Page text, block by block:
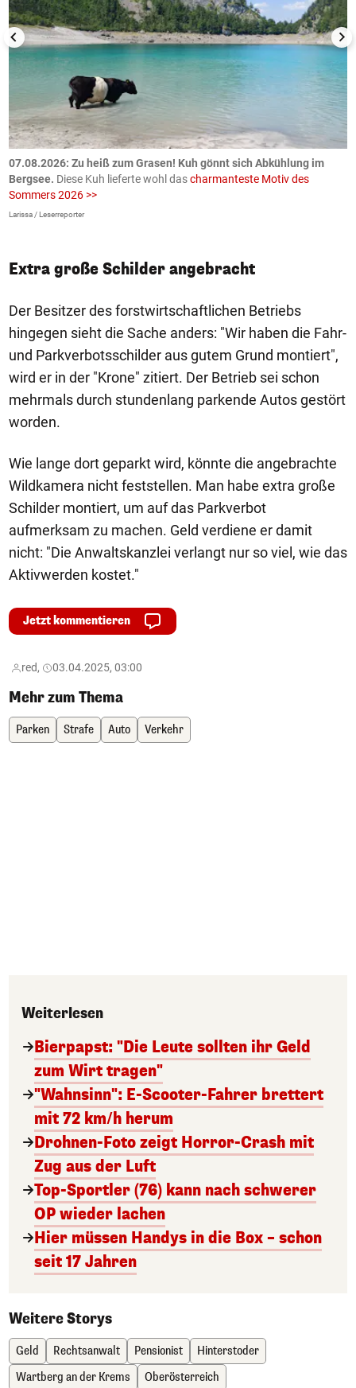
07.08.2026: Zu heiß zum Grasen! Kuh gönnt sich Abkühlung im
Bergsee. Diese Kuh lieferte wohl dascharmanteste Motiv des
Sommers 2026 >>
Larissa / Leserreporter
Extra große Schilder angebracht
Der Besitzer des forstwirtschaftlichen Betriebs
hingegen sieht die Sache anders: "Wir haben die Fahr-
und Parkverbotsschilder aus gutem Grund montiert",
wird er in der "Krone" zitiert. Der Betrieb sei schon
mehrmals durch stundenlang parkende Autos gestört
worden.
Wie lange dort geparkt wird, könnte die angebrachte
Wildkamera nicht feststellen. Man habe extra große
Schilder montiert, um auf das Parkverbot
aufmerksam zu machen. Geld verdiene er damit
nicht: "Die Anwaltskanzlei verlangt nur so viel, wie das
Aktivwerden kostet."
Jetzt kommentieren
red, 03.04.2025, 03:00
Mehr zum Thema
Parken Strafe Auto Verkehr
Weiterlesen
Bierpapst: "Die Leute sollten ihr Geld
zum Wirt tragen"
"Wahnsinn": E-Scooter-Fahrer brettert
mit 72 km/h herum
Drohnen-Foto zeigt Horror-Crash mit
Zug aus der Luft
Top-Sportler (76) kann nach schwerer
OP wieder lachen
Hier müssen Handys in die Box – schon
seit 17 Jahren
Weitere Storys
Geld Rechtsanwalt Pensionist
Hinterstoder
Wartberg an der Krems
Oberösterreich